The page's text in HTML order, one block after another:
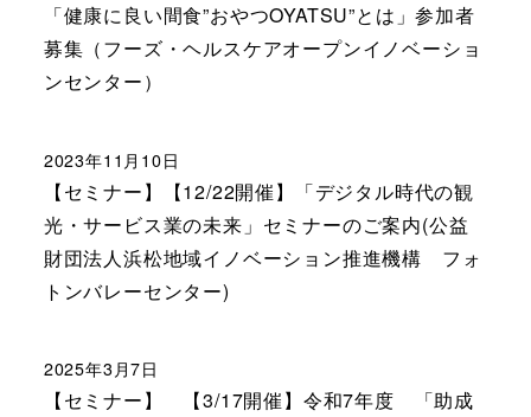
「健康に良い間食”おやつOYATSU”とは」参加者
募集（フーズ・ヘルスケアオープンイノベーショ
ンセンター）
【セミナー】【12/22開催】「デジタル時代の観
光・サービス業の未来」セミナーのご案内(公益
財団法人浜松地域イノベーション推進機構 フォ
トンバレーセンター)
2023年11月10日
【セミナー】 【3/17開催】令和7年度 「助成
2025年3月7日